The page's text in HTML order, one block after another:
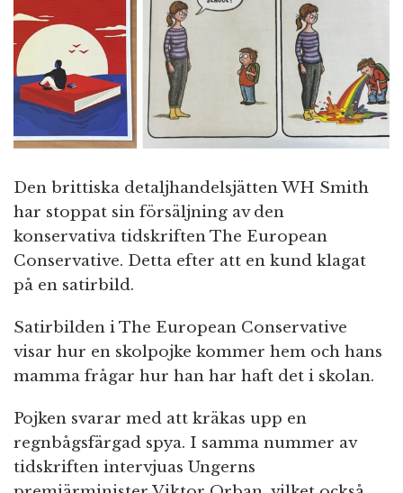
Den brittiska detaljhandelsjätten WH Smith
har stoppat sin försäljning av den
konservativa tidskriften The European
Conservative. Detta efter att en kund klagat
på en satirbild.
Satirbilden i The European Conservative
visar hur en skolpojke kommer hem och hans
mamma frågar hur han har haft det i skolan.
Pojken svarar med att kräkas upp en
regnbågsfärgad spya. I samma nummer av
tidskriften intervjuas Ungerns